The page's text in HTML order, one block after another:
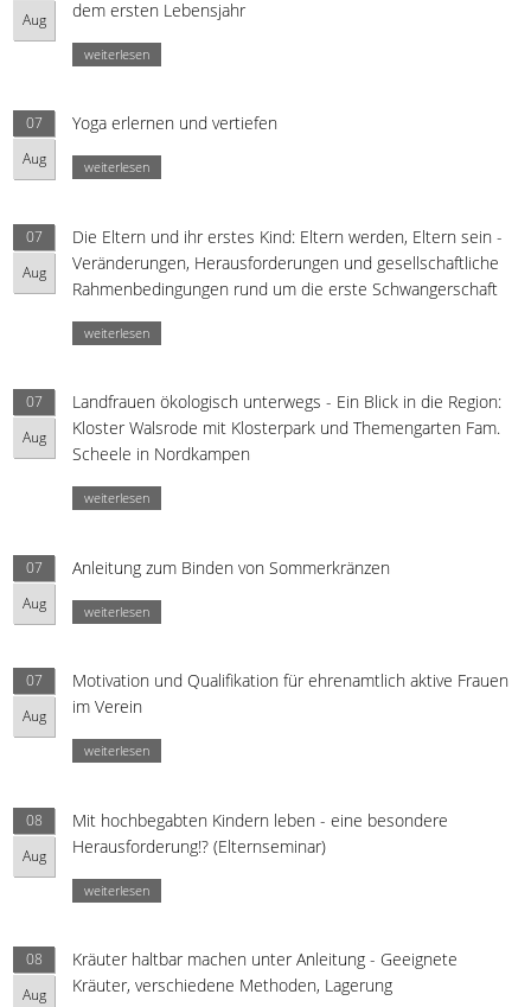
Aug
dem ersten Lebensjahr
weiterlesen
07
Aug
Yoga erlernen und vertiefen
weiterlesen
07
Aug
Die Eltern und ihr erstes Kind: Eltern werden, Eltern sein -
Veränderungen, Herausforderungen und gesellschaftliche
Rahmenbedingungen rund um die erste Schwangerschaft
weiterlesen
07
Aug
Landfrauen ökologisch unterwegs - Ein Blick in die Region:
Kloster Walsrode mit Klosterpark und Themengarten Fam.
Scheele in Nordkampen
weiterlesen
07
Aug
Anleitung zum Binden von Sommerkränzen
weiterlesen
07
Aug
Motivation und Qualifikation für ehrenamtlich aktive Frauen
im Verein
weiterlesen
08
Aug
Mit hochbegabten Kindern leben - eine besondere
Herausforderung!? (Elternseminar)
weiterlesen
08
Aug
Kräuter haltbar machen unter Anleitung - Geeignete
Kräuter, verschiedene Methoden, Lagerung